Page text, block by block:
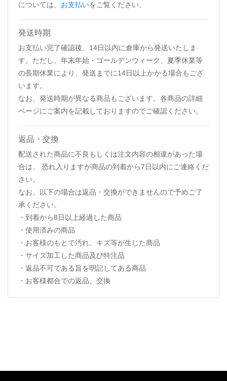
については、 お支払いをご覧ください。
発送時期
お支払い完了確認後、14日以内に倉庫から発送いたしま
す。ただし、年末年始・ゴールデンウィーク、夏季休業等
の長期休業により、発送までに14日以上かかる場合もござ
います。
なお、発送時期が異なる商品もございます。各商品の詳細
ページにご案内を記載しておりますのでご確認ください。
返品・交換
配送された商品に不良もしくは注文内容の相違があった場
合は、 恐れ入りますが商品の到着から7日以内にご連絡くだ
さい。
なお、以下の場合は返品・交換ができませんので予めご了
承ください。
・到着から8日以上経過した商品
・使用済みの商品
・お客様のもとで汚れ、キズ等が生じた商品
・サイズ加工した商品及び特注品
・返品不可である旨を明記してある商品
・お客様都合での返品、交換